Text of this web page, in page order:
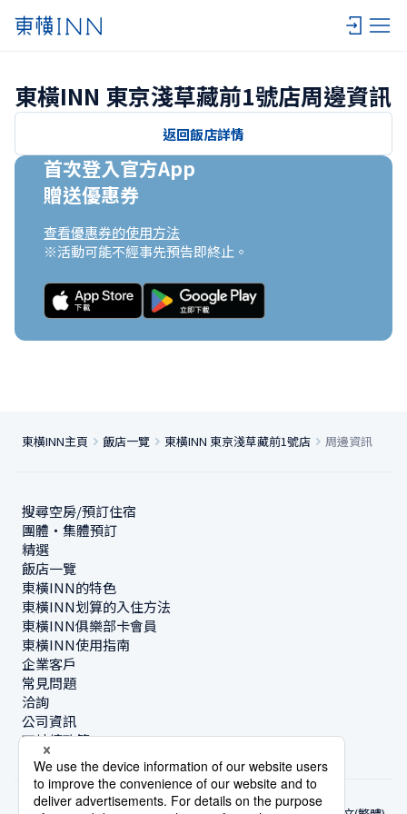
東橫INN 東京淺草藏前1號店周邊資訊
返回飯店詳情
首次登入官方App
贈送優惠券
查看優惠券的使用方法
※活動可能不經事先預告即終止。
東橫INN主頁 飯店一覽 東橫INN 東京淺草藏前1號店 周邊資訊
搜尋空房/預訂住宿
團體・集體預訂
精選
飯店一覽
東橫INN的特色
東橫INN划算的入住方法
東橫INN俱樂部卡會員
東橫INN使用指南
企業客戶
常見問題
洽詢
公司資訊
可持續政策